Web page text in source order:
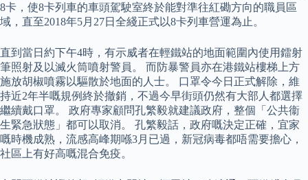
8卡，使8卡列車的車頭駕駛室終於能對準往紅磡方向的職員區
域，直至2018年5月27日全綫正式以8卡列車營運為止。
直到當日約下午4時，有示威者在輕鐵站的地面範圍內使用鐳射
筆照射及以滅火筒噴射警員。 而防暴警員亦在港鐵站樓梯上方
施放胡椒噴霧以驅散於地面的人士。 口罩令今日正式解除，維
持近2年半嘅規例終於撤銷，不過今早街頭仍然有大部人都選擇
繼續戴口罩。 政府專家顧問孔繁毅就建議政府，整個「公共衞
生緊急狀態」都可以取消。 孔繁毅話，政府嘅決定正確，宜家
嘅時機成熟，流感高峰期喺3月已過，新冠病毒都唔需要擔心，
社區上有好高嘅混合免疫。